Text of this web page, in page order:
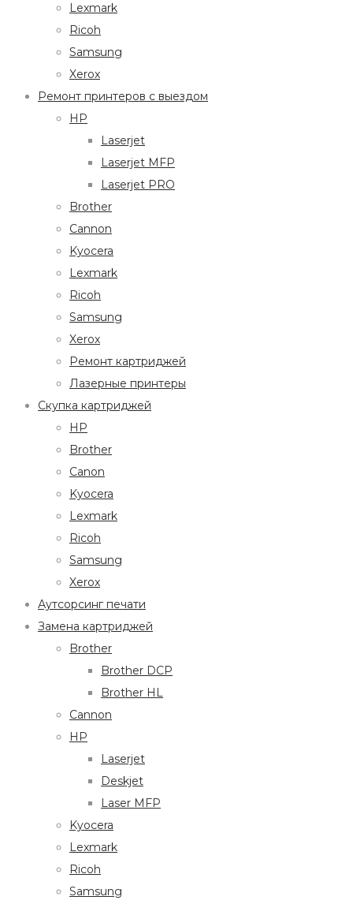
Lexmark
Ricoh
Samsung
Xerox
Ремонт принтеров с выездом
HP
Laserjet
Laserjet MFP
Laserjet PRO
Brother
Cannon
Kyocera
Lexmark
Ricoh
Samsung
Xerox
Ремонт картриджей
Лазерные принтеры
Скупка картриджей
HP
Brother
Canon
Kyocera
Lexmark
Ricoh
Samsung
Xerox
Аутсорсинг печати
Замена картриджей
Brother
Brother DCP
Brother HL
Cannon
HP
Laserjet
Deskjet
Laser MFP
Kyocera
Lexmark
Ricoh
Samsung